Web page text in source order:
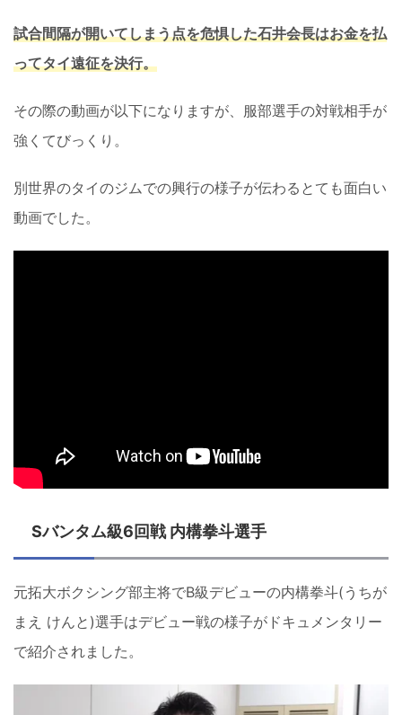
試合間隔が開いてしまう点を危惧した石井会長はお金を払
ってタイ遠征を決行。
その際の動画が以下になりますが、服部選手の対戦相手が
強くてびっくり。
別世界のタイのジムでの興行の様子が伝わるとても面白い
動画でした。
Sバンタム級6回戦 内構拳斗選手
元拓大ボクシング部主将でB級デビューの内構拳斗(うちが
まえ けんと)選手はデビュー戦の様子がドキュメンタリー
で紹介されました。